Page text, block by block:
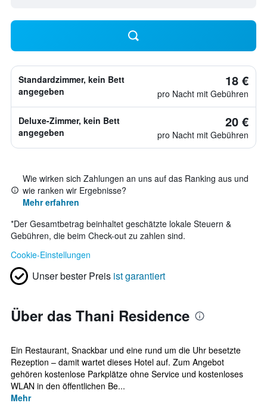
Standardzimmer, kein Bett
angegeben
18 €
pro Nacht mit Gebühren
Deluxe-Zimmer, kein Bett
angegeben
20 €
pro Nacht mit Gebühren
Wie wirken sich Zahlungen an uns auf das Ranking aus und
wie ranken wir Ergebnisse?
Mehr erfahren
*Der Gesamtbetrag beinhaltet geschätzte lokale Steuern &
Gebühren, die beim Check-out zu zahlen sind.
Cookie-Einstellungen
Unser bester Preis ist garantiert
Über das Thani Residence
Ein Restaurant, Snackbar und eine rund um die Uhr besetzte
Rezeption – damit wartet dieses Hotel auf. Zum Angebot
gehören kostenlose Parkplätze ohne Service und kostenloses
WLAN in den öffentlichen Be...
Mehr